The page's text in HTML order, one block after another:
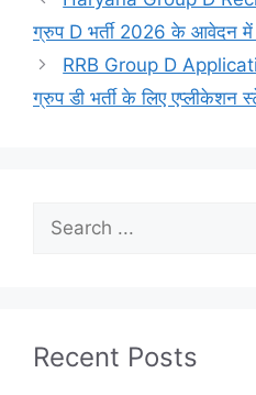
ग्रुप D भर्ती 2026 के आवेदन में
RRB Group D
ग्रुप डी भर्ती के लिए एप्लीकेशन
Recent Posts